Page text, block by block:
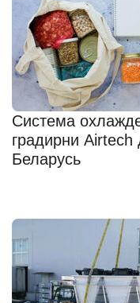
Система
градирни
Беларусь